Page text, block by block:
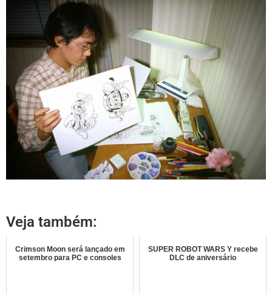
Veja também:
Crimson Moon será lançado em
setembro para PC e consoles
SUPER ROBOT WARS Y recebe
DLC de aniversário